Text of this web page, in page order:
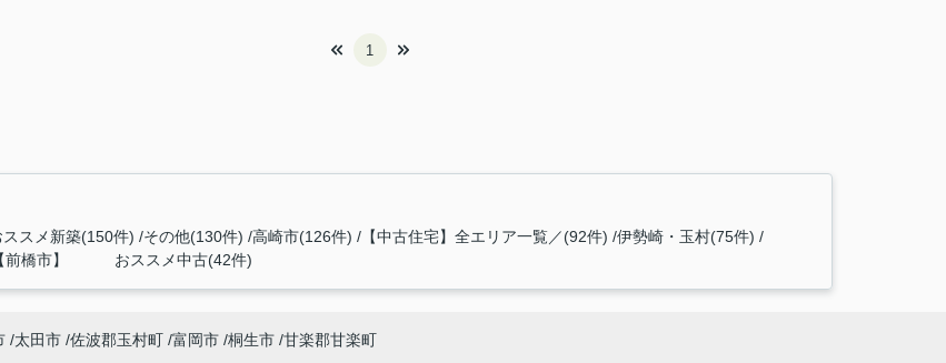
1
メ新築(150件) その他(130件) 高崎市(126件) 【中古住宅】全エリア一覧／(92件) 伊勢崎・玉村(75件)
【前橋市】 おススメ中古(42件)
太田市 佐波郡玉村町 富岡市 桐生市 甘楽郡甘楽町